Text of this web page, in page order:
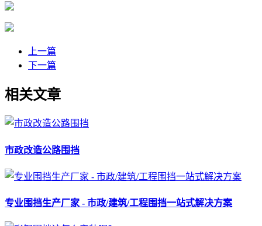
上一篇
下一篇
相关文章
市政改造公路围挡
专业围挡生产厂家 - 市政/建筑/工程围挡一站式解决方案